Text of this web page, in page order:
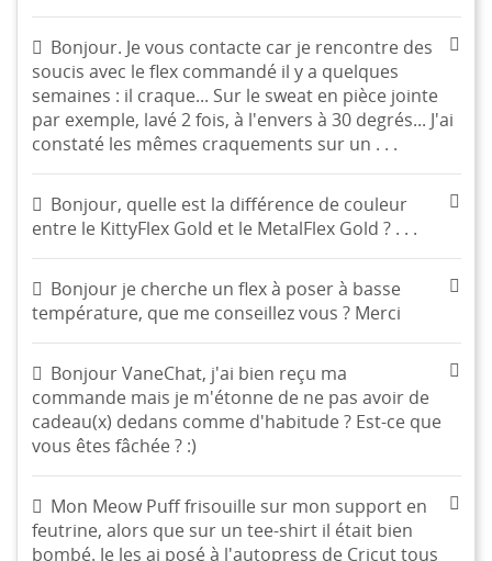
Bonjour. Je vous contacte car je rencontre des
soucis avec le flex commandé il y a quelques
semaines : il craque... Sur le sweat en pièce jointe
par exemple, lavé 2 fois, à l'envers à 30 degrés... J'ai
constaté les mêmes craquements sur un . . .
Bonjour, quelle est la différence de couleur
entre le KittyFlex Gold et le MetalFlex Gold ? . . .
Bonjour je cherche un flex à poser à basse
température, que me conseillez vous ? Merci
Bonjour VaneChat, j'ai bien reçu ma
commande mais je m'étonne de ne pas avoir de
cadeau(x) dedans comme d'habitude ? Est-ce que
vous êtes fâchée ? :)
Mon Meow Puff frisouille sur mon support en
feutrine, alors que sur un tee-shirt il était bien
bombé. Je les ai posé à l'autopress de Cricut tous